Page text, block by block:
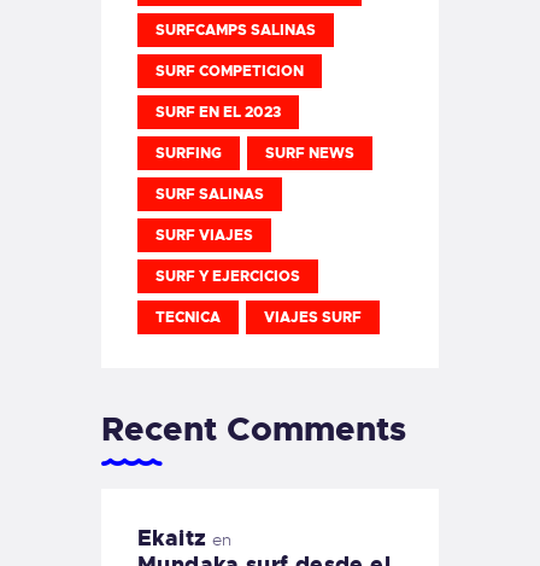
SURFCAMPS SALINAS
SURF COMPETICION
SURF EN EL 2023
SURFING SURF NEWS
SURF SALINAS
SURF VIAJES
SURF Y EJERCICIOS
TECNICA VIAJES SURF
Recent Comments
Ekaitz en